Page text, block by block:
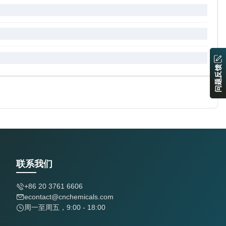
联系我们
+86 20 3761 6606
econtact@cnchemicals.com
周一至周五，9:00 - 18:00
问题反馈